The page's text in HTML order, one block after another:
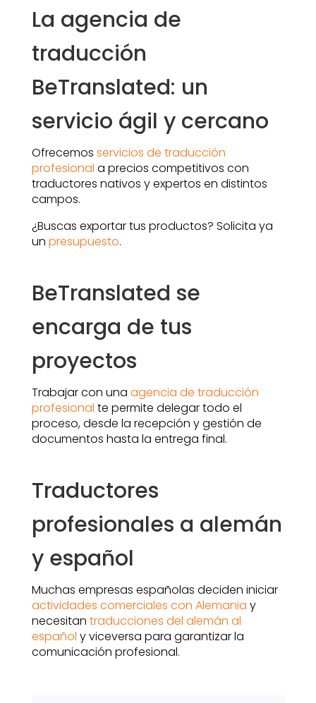
La agencia de
traducción
BeTranslated: un
servicio ágil y cercano
Ofrecemos servicios de traducción
profesional a precios competitivos con
traductores nativos y expertos en distintos
campos.
¿Buscas exportar tus productos? Solicita ya
un presupuesto.
BeTranslated se
encarga de tus
proyectos
Trabajar con una agencia de traducción
profesional te permite delegar todo el
proceso, desde la recepción y gestión de
documentos hasta la entrega final.
Traductores
profesionales a alemán
y español
Muchas empresas españolas deciden iniciar
actividades comerciales con Alemania y
necesitan traducciones del alemán al
español y viceversa para garantizar la
comunicación profesional.